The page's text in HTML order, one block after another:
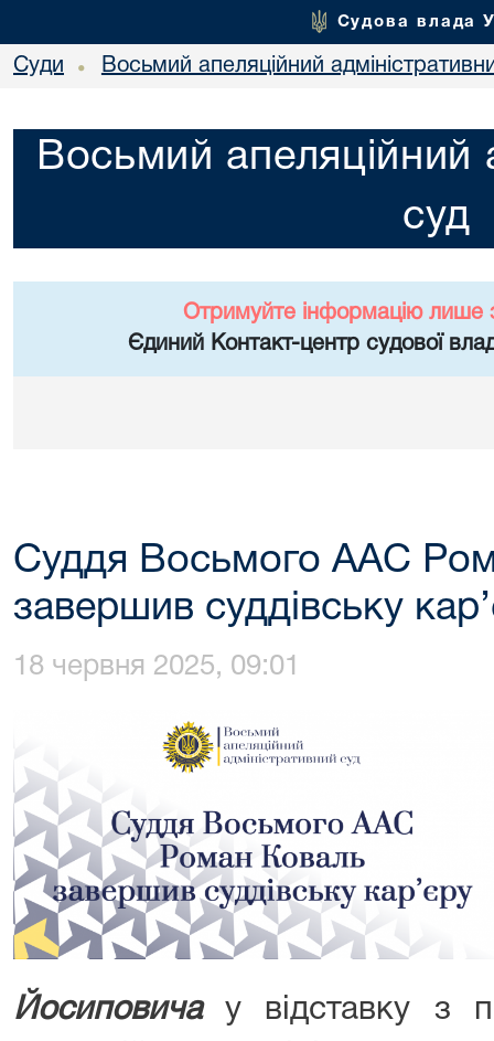
Судова влада
Суди • Восьмий апеляційний
Восьмий апеляційний
суд
Отримуйте інформацію лише
Єдиний Контакт-центр судової
Суддя Восьмого ААС
завершив суддівську
18 червня 2025, 09:01
Йосиповичау відставку з